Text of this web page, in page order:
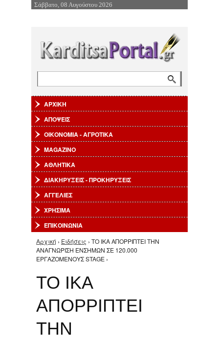
Επιστροφή στην Πλοήγηση
Σάββατο, 08 Αυγούστου 2026
ΑΡΧΙΚΗ
ΑΠΟΨΕΙΣ
ΟΙΚΟΝΟΜΙΑ - ΑΓΡΟΤΙΚΑ
MAGAZINO
ΑΘΛΗΤΙΚΑ
ΔΙΑΚΗΡΥΞΕΙΣ - ΠΡΟΚΗΡΥΞΕΙΣ
ΑΓΓΕΛΙΕΣ
ΧΡΗΣΙΜΑ
ΕΠΙΚΟΙΝΩΝΙΑ
Είστε εδώ
Αρχική › Ειδήσεις › ΤΟ ΙΚΑ ΑΠΟΡΡΙΠΤΕΙ ΤΗΝ
ΑΝΑΓΝΩΡΙΣΗ ΕΝΣΗΜΩΝ ΣΕ 120.000
ΕΡΓΑΖΟΜΕΝΟΥΣ STAGE ›
ΤΟ ΙΚΑ
ΑΠΟΡΡΙΠΤΕΙ
ΤΗΝ